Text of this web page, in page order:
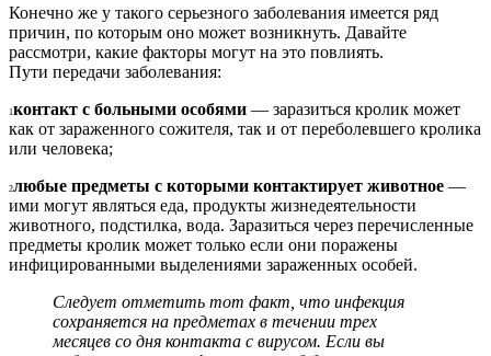
Конечно же у такого серьезного заболевания имеется ряд
причин, по которым оно может возникнуть. Давайте
рассмотри, какие факторы могут на это повлиять.
Пути передачи заболевания:
1контакт с больными особями — заразиться кролик может
как от зараженного сожителя, так и от переболевшего кролика
или человека;
2любые предметы с которыми контактирует животное —
ими могут являться еда, продукты жизнедеятельности
животного, подстилка, вода. Заразиться через перечисленные
предметы кролик может только если они поражены
инфицированными выделениями зараженных особей.
Следует отметить тот факт, что инфекция
сохраняется на предметах в течении трех
месяцев со дня контакта с вирусом. Если вы